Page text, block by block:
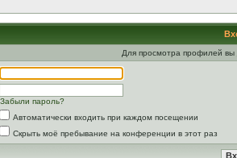
Для просмотра профилей
Забыли пароль?
Автоматически входить при каждом посещении
Скрыть моё пребывание на конференции в этот раз